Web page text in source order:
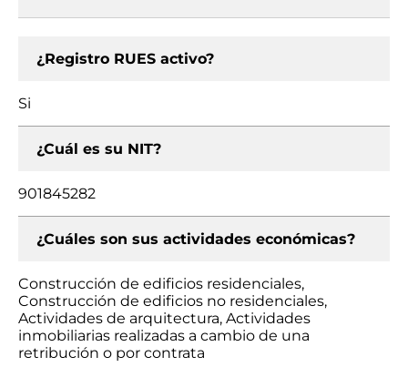
¿Registro RUES activo?
Si
¿Cuál es su NIT?
901845282
¿Cuáles son sus actividades económicas?
Construcción de edificios residenciales,
Construcción de edificios no residenciales,
Actividades de arquitectura, Actividades
inmobiliarias realizadas a cambio de una
retribución o por contrata